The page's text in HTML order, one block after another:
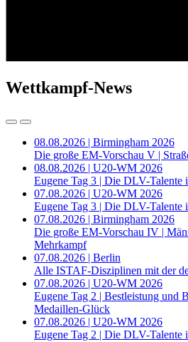
Wettkampf-News
08.08.2026 | Birmingham 2026
Die große EM-Vorschau V |
08.08.2026 | U20-WM 2026
Eugene Tag 3 | Die DLV-Talente
07.08.2026 | U20-WM 2026
Eugene Tag 3 | Die DLV-Talente
07.08.2026 | Birmingham 2026
Die große EM-Vorschau IV |
Mehrkampf
07.08.2026 | Berlin
Alle ISTAF-Disziplinen mit der
07.08.2026 | U20-WM 2026
Eugene Tag 2 | Bestleistung und
Medaillen-Glück
07.08.2026 | U20-WM 2026
Eugene Tag 2 | Die DLV-Talente